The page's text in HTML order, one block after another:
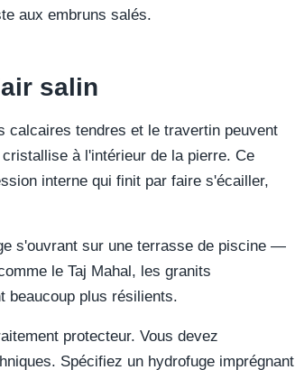
aux embruns salés.
salin
calcaires tendres et le travertin peuvent
à l'intérieur de la pierre. Ce
interne qui finit par faire s'écailler,
s'ouvrant sur une terrasse de piscine —
le Taj Mahal, les granits
beaucoup plus résilients.
protecteur. Vous devez
Spécifiez un hydrofuge imprégnant